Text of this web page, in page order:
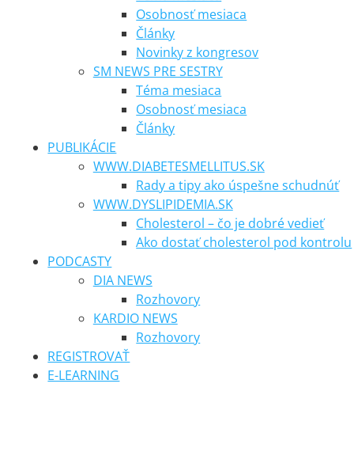
Osobnosť mesiaca
Články
Novinky z kongresov
SM NEWS PRE SESTRY
Téma mesiaca
Osobnosť mesiaca
Články
PUBLIKÁCIE
WWW.DIABETESMELLITUS.SK
Rady a tipy ako úspešne schudnúť
WWW.DYSLIPIDEMIA.SK
Cholesterol – čo je dobré vedieť
Ako dostať cholesterol pod kontrolu
PODCASTY
DIA NEWS
Rozhovory
KARDIO NEWS
Rozhovory
REGISTROVAŤ
E-LEARNING